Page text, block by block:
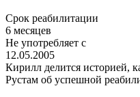
Срок реабилитации
6 месяцев
Не употребляет с
12.05.2005
Кирилл делится историей,
Рустам об успешной